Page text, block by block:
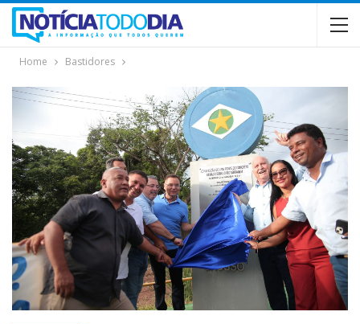
Home Bastidores